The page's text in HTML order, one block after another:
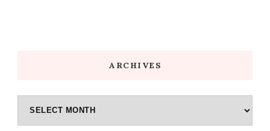
ARCHIVES